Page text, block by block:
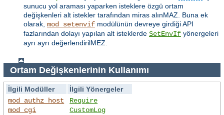
sunucu yol araması yaparken isteklere özgü ortam
değişkenleri alt istekler tarafından miras alınMAZ. Buna ek
olarak, mod_setenvif modülünün devreye girdiği API
fazlarından dolayı yapılan alt isteklerde SetEnvIf yönergeleri
ayrı ayrı değerlendirilMEZ.
Ortam Değişkenlerinin Kullanımı
İlgili Modüller
İlgili Yönergeler
mod_authz_host
mod_cgi
Require
CustomLog